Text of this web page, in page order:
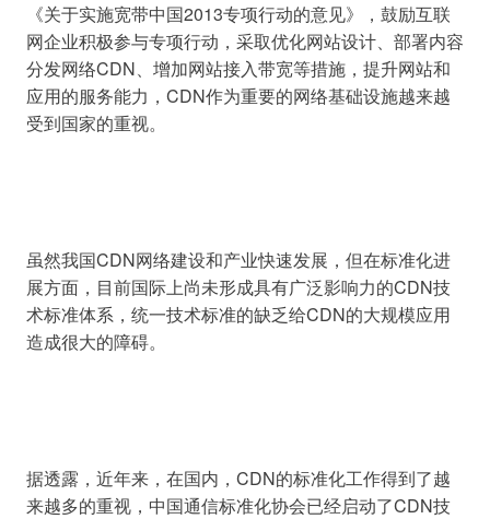
《关于实施宽带中国2013专项行动的意见》，鼓励互联
网企业积极参与专项行动，采取优化网站设计、部署内容
分发网络CDN、增加网站接入带宽等措施，提升网站和
应用的服务能力，CDN作为重要的网络基础设施越来越
虽然我国CDN网络建设和产业快速发展，但在标准化进
展方面，目前国际上尚未形成具有广泛影响力的CDN技
术标准体系，统一技术标准的缺乏给CDN的大规模应用
据透露，近年来，在国内，CDN的标准化工作得到了越
来越多的重视，中国通信标准化协会已经启动了CDN技